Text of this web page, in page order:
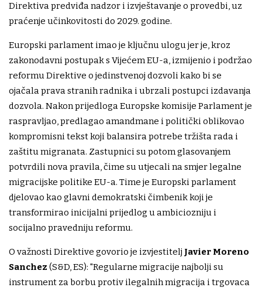
Direktiva predviđa nadzor i izvještavanje o provedbi, uz
praćenje učinkovitosti do 2029. godine.
Europski parlament imao je ključnu ulogu jer je, kroz
zakonodavni postupak s Vijećem EU-a, izmijenio i podržao
reformu Direktive o jedinstvenoj dozvoli kako bi se
ojačala prava stranih radnika i ubrzali postupci izdavanja
dozvola. Nakon prijedloga Europske komisije Parlament je
raspravljao, predlagao amandmane i politički oblikovao
kompromisni tekst koji balansira potrebe tržišta rada i
zaštitu migranata. Zastupnici su potom glasovanjem
potvrdili nova pravila, čime su utjecali na smjer legalne
migracijske politike EU-a. Time je Europski parlament
djelovao kao glavni demokratski čimbenik koji je
transformirao inicijalni prijedlog u ambiciozniju i
socijalno pravedniju reformu.
O važnosti Direktive govorio je izvjestitelj Javier Moreno
Sanchez (S&D, ES): "Regularne migracije najbolji su
instrument za borbu protiv ilegalnih migracija i trgovaca